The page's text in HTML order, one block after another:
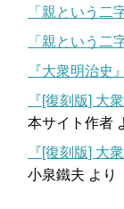
「親という二
「親という二
『大衆明治史
『[復刻版] 大
本サイト作者
『[復刻版] 大
小泉鐵夫 より